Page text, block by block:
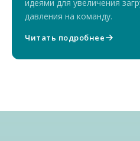
идеями для увеличения
давления на команду.
Читать подробнее